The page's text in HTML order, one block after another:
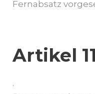
Fernabsatz
Artikel
.